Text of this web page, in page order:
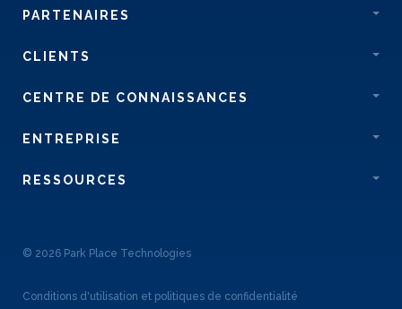
PARTENAIRES
CLIENTS
CENTRE DE CONNAISSANCES
ENTREPRISE
RESSOURCES
© 2026 Park Place Technologies
Conditions d'utilisation et politiques de confidentialité